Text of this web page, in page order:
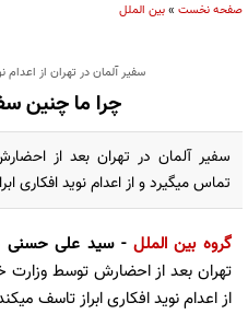
صفحه نخست »بین الملل
سفیر آلمان در تهران از اعدام
چرا ما چنین
سفیر آلمان در تهران بعد از
تماس میگیرد و از اعدام نوید افکاری
گروه بین الملل - سید علی حسنی
تهران بعد از احضارش توسط وزارت
از اعدام نوید افکاری ابراز تاسف